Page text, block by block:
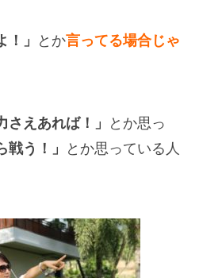
！」 とか言ってる場合じゃ
さえあれば！」
とか思っ
戦う！」
とか思っている人